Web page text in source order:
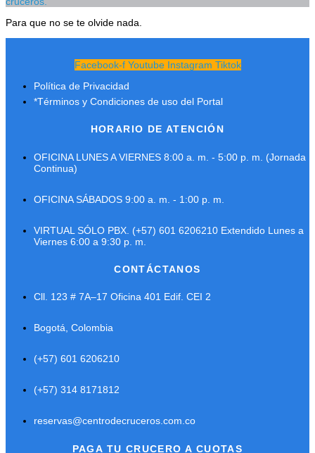
Para que no se te olvide nada.
Facebook-f Youtube Instagram Tiktok
Política de Privacidad
*Términos y Condiciones de uso del Portal
HORARIO DE ATENCIÓN
OFICINA LUNES A VIERNES 8:00 a. m. - 5:00 p. m. (Jornada
Continua)
OFICINA SÁBADOS 9:00 a. m. - 1:00 p. m.
VIRTUAL SÓLO PBX. (+57) 601 6206210 Extendido Lunes a
Viernes 6:00 a 9:30 p. m.
CONTÁCTANOS
Cll. 123 # 7A–17 Oficina 401 Edif. CEI 2
Bogotá, Colombia
(+57) 601 6206210
(+57) 314 8171812
reservas@centrodecruceros.com.co
PAGA TU CRUCERO A CUOTAS